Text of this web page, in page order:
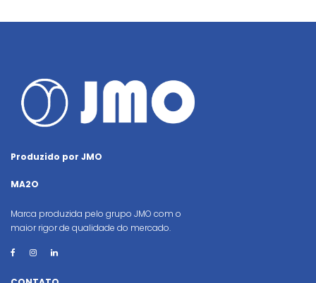
Produzido por JMO
MA2O
Marca produzida pelo grupo JMO com o
maior rigor de qualidade do mercado.